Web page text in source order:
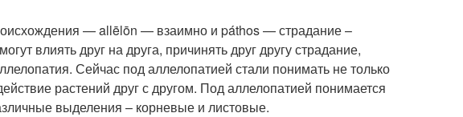
— allēlōn — взаимно и páthos — страдание –
влиять друг на друга, причинять друг другу страдание,
Сейчас под аллелопатией стали понимать не только
растений друг с другом. Под аллелопатией понимается
выделения – корневые и листовые.